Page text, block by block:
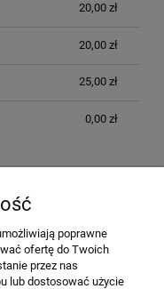
20,00 zł
20,00 zł
25,00 zł
0,00 zł
poprawne
ofertę do Twoich
przez nas
lub dostosować użycie